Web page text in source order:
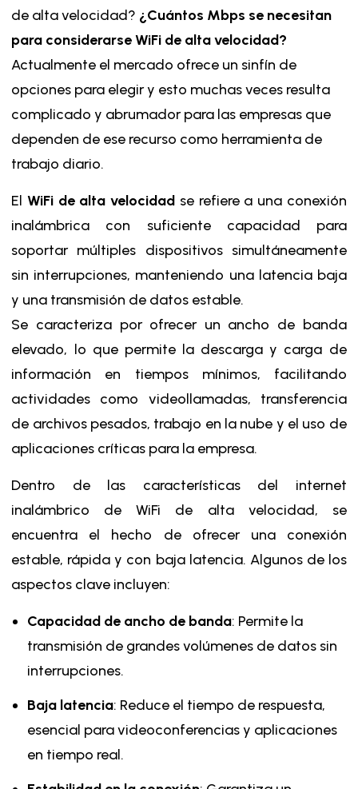
de alta velocidad? ¿Cuántos Mbps se necesitan
para considerarse WiFi de alta velocidad?
Actualmente el mercado ofrece un sinfín de
opciones para elegir y esto muchas veces resulta
complicado y abrumador para las empresas que
dependen de ese recurso como herramienta de
trabajo diario.
ElWiFi de alta velocidad se refiere a una conexión
inalámbrica con suficiente capacidad para
soportar múltiples dispositivos simultáneamente
sin interrupciones, manteniendo una latencia baja
y una transmisión de datos estable.
Se caracteriza por ofrecer un ancho de banda
elevado, lo que permite la descarga y carga de
información en tiempos mínimos, facilitando
actividades como videollamadas, transferencia
de archivos pesados, trabajo en la nube y el uso de
aplicaciones críticas para la empresa.
Dentro de las características del internet
inalámbrico de WiFi de alta velocidad, se
encuentra el hecho de ofrecer una conexión
estable, rápida y con baja latencia. Algunos de los
aspectos clave incluyen:
Capacidad de ancho de banda: Permite la
transmisión de grandes volúmenes de datos sin
interrupciones.
Baja latencia: Reduce el tiempo de respuesta,
esencial para videoconferencias y aplicaciones
en tiempo real.